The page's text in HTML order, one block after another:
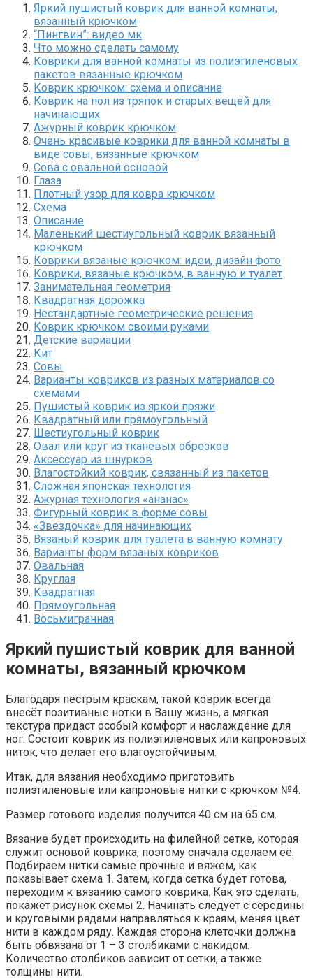
Яркий пушистый коврик для ванной комнаты,
вязанный крючком
“Пингвин”: видео мк
Что можно сделать самому
Коврики для ванной комнаты из полиэтиленовых
пакетов вязанные крючком
Коврик крючком: схема и описание
Коврик на пол из тряпок и старых вещей для
начинающих
Ажурный коврик крючком
Очень красивые коврики для ванной комнаты в
виде совы, вязанные крючком
Сова с овальной основой
Глаза
Плотный узор для ковра крючком
Схема
Описание
Маленький шестиугольный коврик вязанный
крючком
Коврики вязаные крючком: идеи, дизайн фото
Коврики, вязаные крючком, в ванную и туалет
Занимательная геометрия
Квадратная дорожка
Нестандартные геометрические решения
Коврик крючком своими руками
Детские вариации
Кит
Совы
Варианты ковриков из разных материалов со
схемами
Пушистый коврик из яркой пряжи
Квадратный или прямоугольный
Шестиугольный коврик
Овал или круг из тканевых обрезков
Аксессуар из шнурков
Влагостойкий коврик, связанный из пакетов
Сложная японская технология
Ажурная технология «ананас»
Фигурный коврик в форме совы
«Звездочка» для начинающих
Вязаный коврик для туалета в ванную комнату
Варианты форм вязаных ковриков
Овальная
Круглая
Квадратная
Прямоугольная
Восьмигранная
Яркий пушистый коврик для ванной
комнаты, вязанный крючком
Благодаря пёстрым краскам, такой коврик всегда
внесёт позитивные нотки в Вашу жизнь, а мягкая
текстура придаст особый комфорт и наслаждение для
ног. Состоит коврик из полиэтиленовых или капроновых
ниток, что делает его влагоустойчивым.
Итак, для вязания необходимо приготовить
полиэтиленовые или капроновые нитки с крючком №4.
Размер готового изделия получится 40 см на 65 см.
Вязание будет происходить на филейной сетке, которая
служит основой коврика, поэтому сначала сделаем её.
Подбираем нитки самые прочные и вяжем, как
показывает схема 1. Затем, когда сетка будет готова,
переходим к вязанию самого коврика. Как это сделать,
покажет рисунок схемы 2. Начинать следует с середины
и круговыми рядами направляться к краям, меняя цвет
нити в каждом ряду. Каждая сторона клеточки должна
быть обвязана от 1 – 3 столбиками с накидом.
Количество столбиков зависит от сетки, а также
толщины нити.